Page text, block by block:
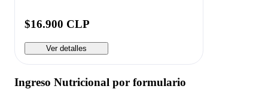
$16.900 CLP
Ver detalles
Ingreso Nutricional por formulario